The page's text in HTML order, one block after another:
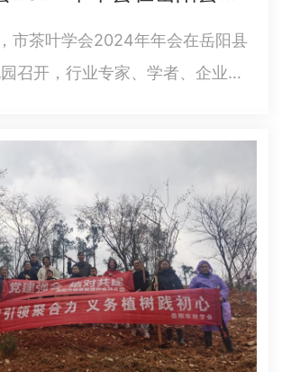
茶叶学会2024年年会在岳阳县
召开，行业专家、学者、企业代
径，推动岳阳茶产业的科技创新
岳阳职业技术学院院长黄岳山出
委、副县长…